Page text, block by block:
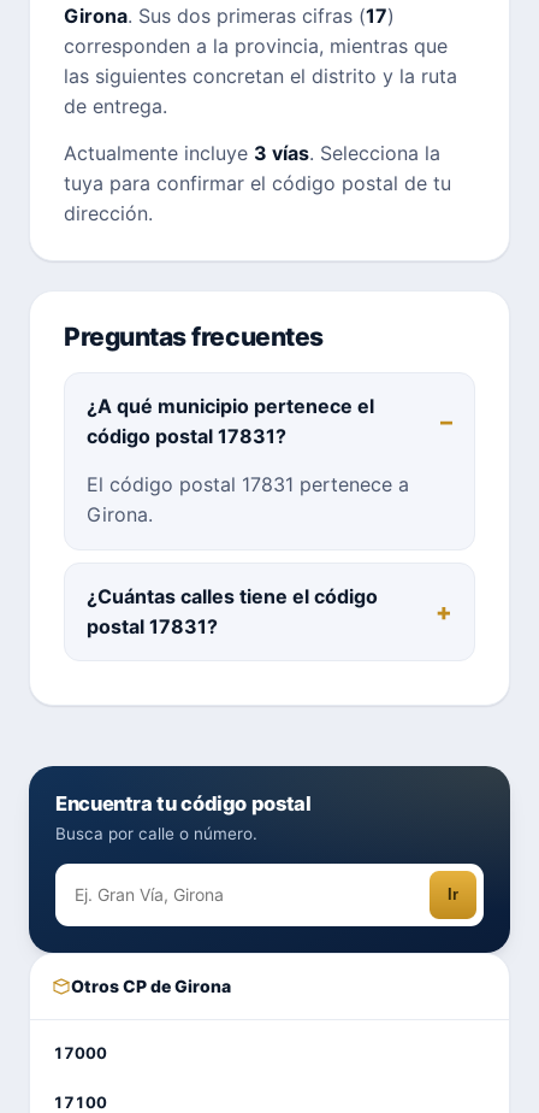
Girona. Sus dos primeras cifras (17)
corresponden a la provincia, mientras que
las siguientes concretan el distrito y la ruta
de entrega.
Actualmente incluye 3 vías. Selecciona la
tuya para confirmar el código postal de tu
dirección.
Preguntas frecuentes
¿A qué municipio pertenece el
código postal 17831?
El código postal 17831 pertenece a
Girona.
¿Cuántas calles tiene el código
postal 17831?
Encuentra tu código postal
Busca por calle o número.
Ir
Otros CP de Girona
17000
17100